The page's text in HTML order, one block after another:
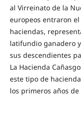
al Virreinato de la
europeos entraron
haciendas,
latifundio ganadero
sus descendientes
La Hacienda
este tipo de
los primeros años